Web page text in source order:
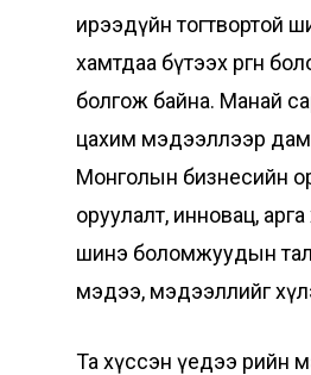
ирээдүйн тогтвортой
хамтдаа бүтээх өргөн
болгож байна. Манай
цахим мэдээллээр
Монголын бизнесийн
оруулалт, инновац,
шинэ боломжуудын
мэдээ, мэдээллийг
Та хүссэн үедээ өөрийн